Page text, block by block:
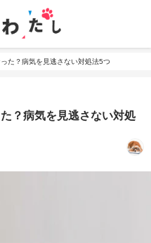
た？病気を見逃さない対処法5つ
？病気を見逃さない対処